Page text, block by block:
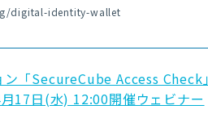
digital-identity-wallet
「SecureCube Access Check
17日(水) 12:00開催ウェビナー